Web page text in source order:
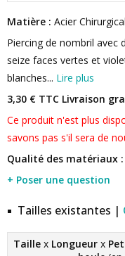
Matière : Acier
Piercing de nombril avec
seize faces vertes et
blanches... Lire plus
3,30 € TTC Livraison
Ce produit n'est plus
savons pas s'il sera de
Qualité des matériaux :
+ Poser une question
Tailles existantes |
Taille x Longueur x